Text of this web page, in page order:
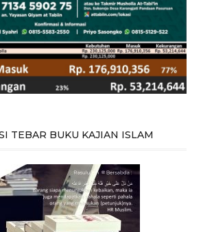
TEBAR BUKU KAJIAN ISLAM